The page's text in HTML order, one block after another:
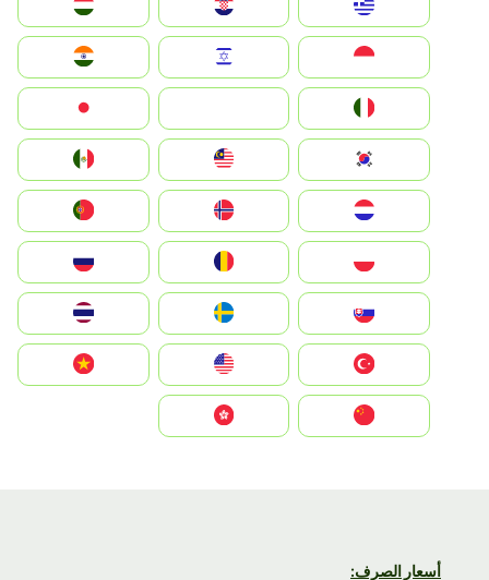
Hrvatska
Magyarország
Indonesia
South Korea
Nederland
Portugal
România
Slovensko
United States
Vietnam
أسعار الصرف: